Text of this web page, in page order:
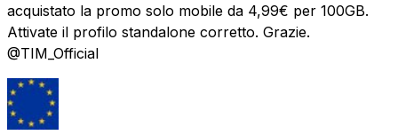
acquistato la promo solo mobile da 4,99€ per 100GB.
Attivate il profilo standalone corretto. Grazie.
@TIM_Official